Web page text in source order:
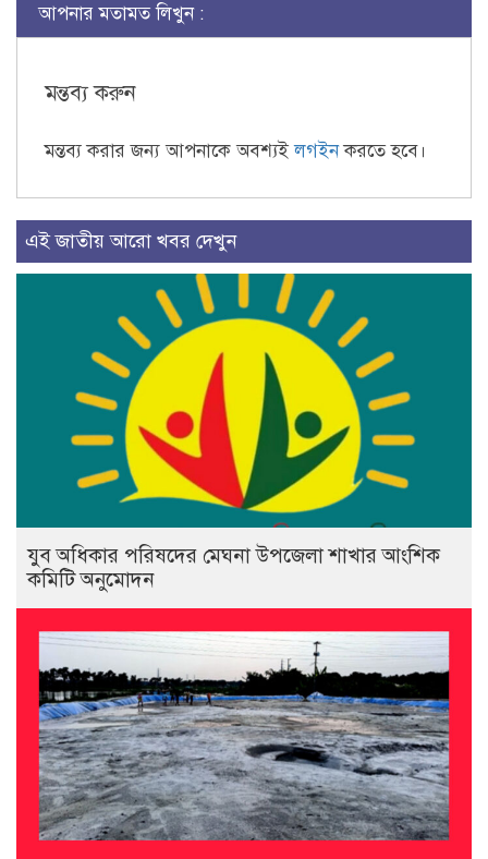
আপনার মতামত লিখুন :
মন্তব্য করুন
মন্তব্য করার জন্য আপনাকে অবশ্যইলগইনকরতে হবে।
এই জাতীয় আরো খবর দেখুন
যুব অধিকার পরিষদের মেঘনা উপজেলা শাখার আংশিক
কমিটি অনুমোদন